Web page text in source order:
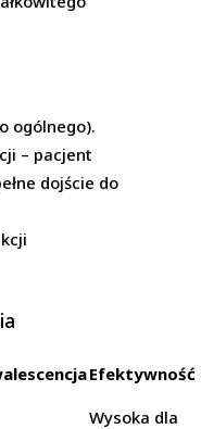
ogólnego).
– pacjent
dojście do
Efektywność
Wysoka dla